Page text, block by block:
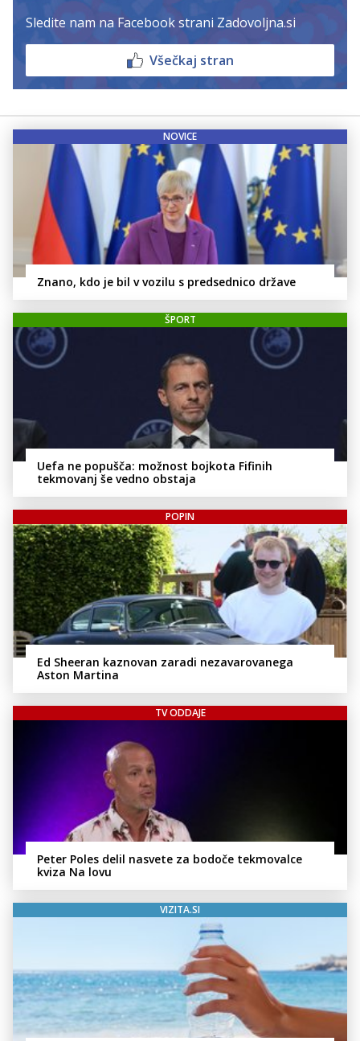
Sledite nam na Facebook strani Zadovoljna.si
Všečkaj stran
NOVICE
Znano, kdo je bil v vozilu s predsednico države
ŠPORT
Uefa ne popušča: možnost bojkota Fifinih
tekmovanj še vedno obstaja
POPIN
Ed Sheeran kaznovan zaradi nezavarovanega
Aston Martina
TV ODDAJE
Peter Poles delil nasvete za bodoče tekmovalce
kviza Na lovu
VIZITA.SI